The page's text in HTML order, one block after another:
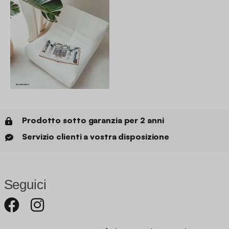
Prodotto sotto garanzia per 2 anni
Servizio clienti a vostra disposizione
Seguici